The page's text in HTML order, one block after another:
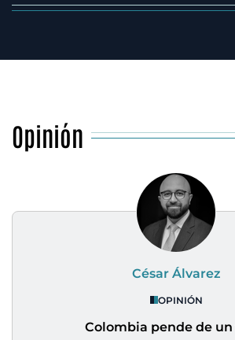
Opinión
César Álvarez
OPINIÓN
Colombia pende de